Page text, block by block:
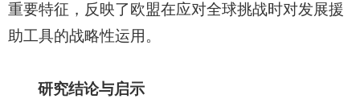
重要特征，反映了欧盟在应对全球挑战时对发展援
助工具的战略性运用。
研究结论与启示